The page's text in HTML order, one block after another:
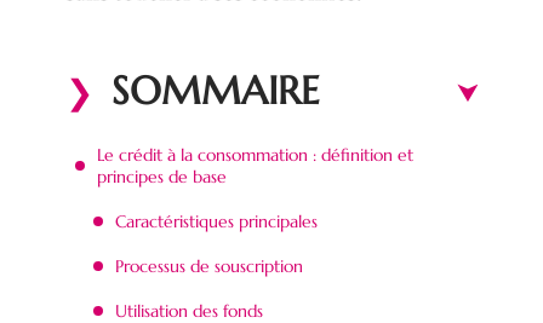
SOMMAIRE
Le crédit à la consommation : définition et
principes de base
Caractéristiques principales
Processus de souscription
Utilisation des fonds